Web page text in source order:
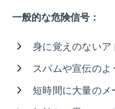
一般的な危険信号：
身に覚えのない
スパムや宣伝のよ
短時間に大量のメ